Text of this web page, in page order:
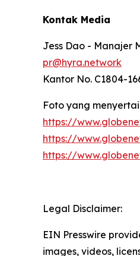
Kontak Media
Jess Dao - Manajer
pr@hyra.network
Kantor No. C1804-
Foto yang
https://
https://
https://
Legal Disclaimer:
EIN Presswire
images, videos,